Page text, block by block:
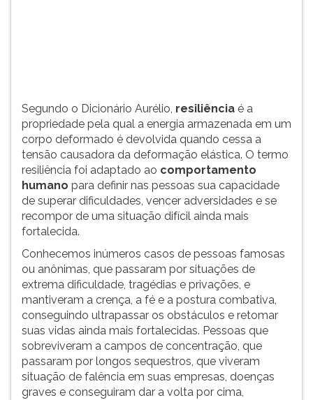
leitura
pressione
(primeira
tecla
esquerda
continuar
pressione
(primeira
tecla
direita
Segundo o Dicionário Aurélio, resiliência é a
propriedade pela qual a energia armazenada em um
corpo deformado é devolvida quando cessa a
tensão causadora da deformação elástica. O termo
resiliência foi adaptado ao comportamento
humano para definir nas pessoas sua capacidade
de superar dificuldades, vencer adversidades e se
recompor de uma situação difícil ainda mais
fortalecida.
Conhecemos inúmeros casos de pessoas famosas
ou anônimas, que passaram por situações de
extrema dificuldade, tragédias e privações, e
mantiveram a crença, a fé e a postura combativa,
conseguindo ultrapassar os obstáculos e retomar
suas vidas ainda mais fortalecidas. Pessoas que
sobreviveram a campos de concentração, que
passaram por longos sequestros, que viveram
situação de falência em suas empresas, doenças
graves e conseguiram dar a volta por cima,